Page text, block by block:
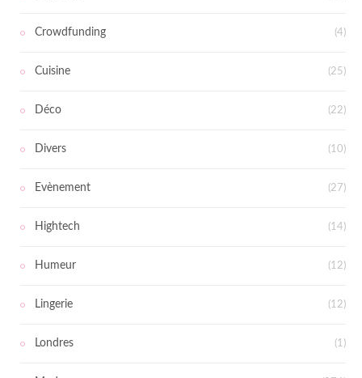
Crowdfunding (4)
Cuisine (25)
Déco (22)
Divers (10)
Evènement (27)
Hightech (14)
Humeur (12)
Lingerie (12)
Londres (1)